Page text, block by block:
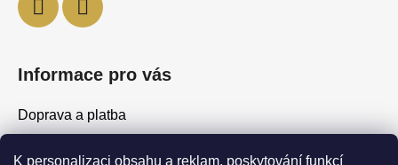
K personalizaci obsahu a reklam, poskytování funkcí
Informace pro vás
Doprava a platba